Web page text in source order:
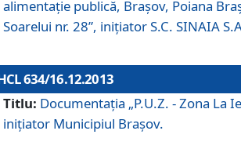
alimentaţie publică, Braşov, Poiana
Soarelui nr. 28”, iniţiator S.C. SINAIA
634/16.12.2013
Titlu: Documentaţia „P.U.Z. - Zona La
iniţiator Municipiul Braşov.